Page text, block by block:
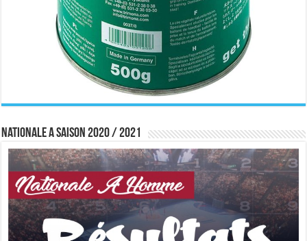
Nationale A saison 2020 / 2021